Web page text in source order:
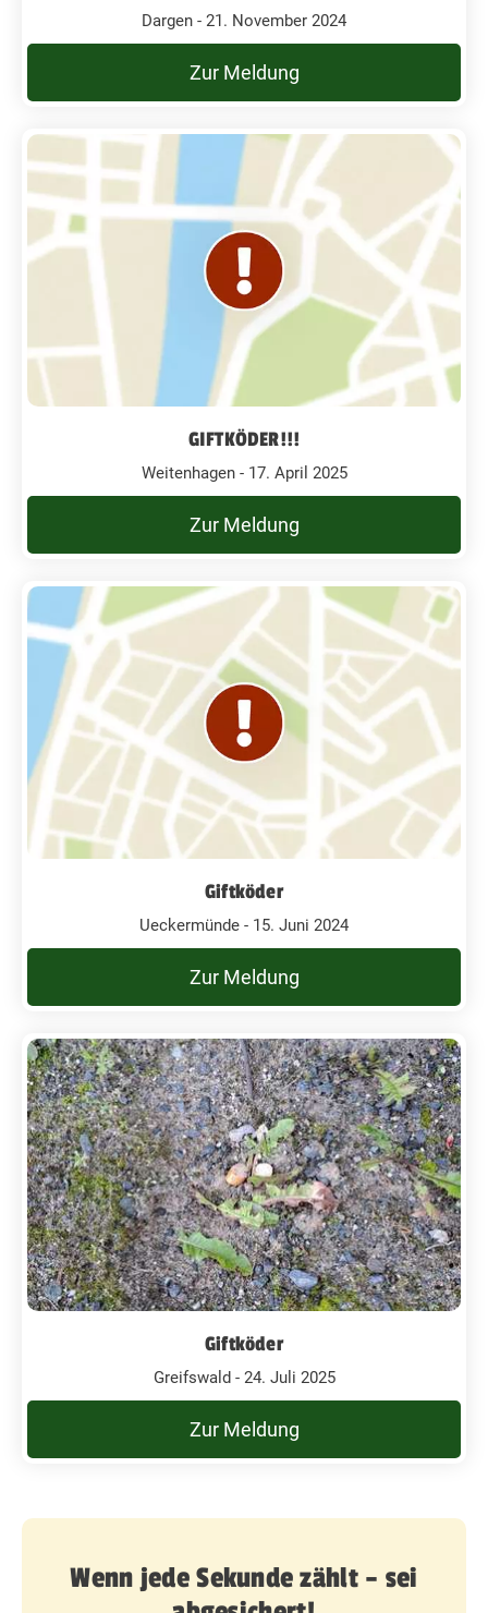
Dargen - 21. November 2024
Zur Meldung
GIFTKÖDER!!!
Weitenhagen - 17. April 2025
Zur Meldung
Giftköder
Ueckermünde - 15. Juni 2024
Zur Meldung
Giftköder
Greifswald - 24. Juli 2025
Zur Meldung
Wenn jede Sekunde zählt – sei